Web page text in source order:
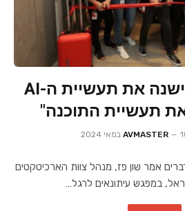
"הקוד הפתוח ישנה את תעשיית ה-AI
תעשיית התוכנה"
2024
אמר שון פז, מנהל צוות הארכיטקטים
במפגש עיתונאים לרגל…